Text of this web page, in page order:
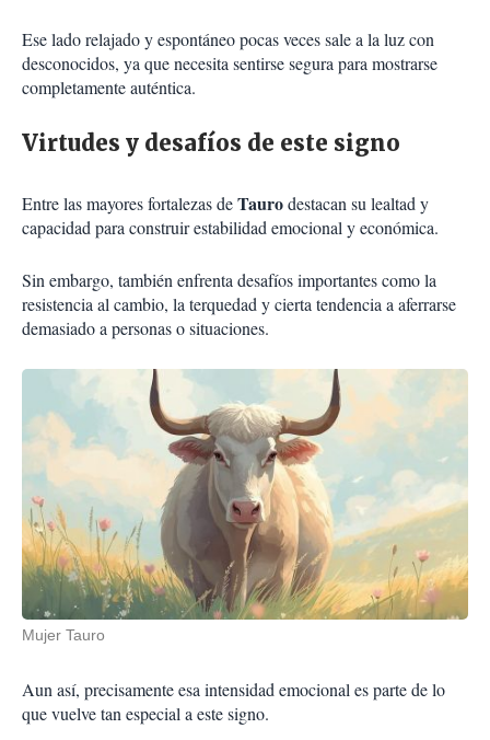
Ese lado relajado y espontáneo pocas veces sale a la luz con
desconocidos, ya que necesita sentirse segura para mostrarse
completamente auténtica.
Virtudes y desafíos de este signo
Entre las mayores fortalezas deTaurodestacan su lealtad y
capacidad para construir estabilidad emocional y económica.
Sin embargo, también enfrenta desafíos importantes como la
resistencia al cambio, la terquedad y cierta tendencia a aferrarse
demasiado a personas o situaciones.
Mujer Tauro
Aun así, precisamente esa intensidad emocional es parte de lo
que vuelve tan especial a este signo.